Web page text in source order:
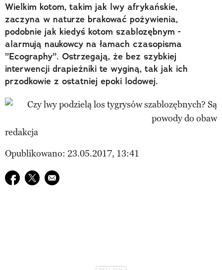
Wielkim kotom, takim jak lwy afrykańskie,
zaczyna w naturze brakować pożywienia,
podobnie jak kiedyś kotom szablozębnym -
alarmują naukowcy na łamach czasopisma
”Ecography”. Ostrzegają, że bez szybkiej
interwencji drapieżniki te wyginą, tak jak ich
przodkowie z ostatniej epoki lodowej.
redakcja
Opublikowano: 23.05.2017, 13:41
Udostępnij na facebook
Udostępnij na twitter
E-mail do przyjaciela